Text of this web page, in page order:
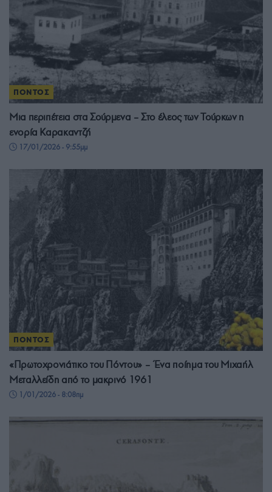
ΠΟΝΤΟΣ
Μια περιπέτεια στα Σούρμενα – Στο έλεος των Τούρκων η
ενορία Καρακαντζή
17/01/2026 - 9:55μμ
ΠΟΝΤΟΣ
«Πρωτοχρονιάτικο του Πόντου» – Ένα ποίημα του Μιχαήλ
Μεταλλείδη από το μακρινό 1961
1/01/2026 - 8:08πμ